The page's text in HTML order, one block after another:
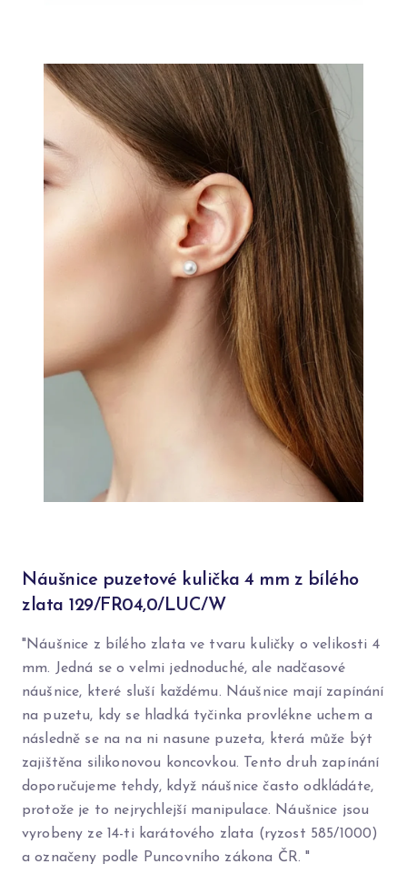
Náušnice puzetové kulička 4 mm z bílého
zlata 129/FR04,0/LUC/W
"Náušnice z bílého zlata ve tvaru kuličky o velikosti 4
mm. Jedná se o velmi jednoduché, ale nadčasové
náušnice, které sluší každému. Náušnice mají zapínání
na puzetu, kdy se hladká tyčinka provlékne uchem a
následně se na na ni nasune puzeta, která může být
zajištěna silikonovou koncovkou. Tento druh zapínání
doporučujeme tehdy, když náušnice často odkládáte,
protože je to nejrychlejší manipulace. Náušnice jsou
vyrobeny ze 14-ti karátového zlata (ryzost 585/1000)
a označeny podle Puncovního zákona ČR. "